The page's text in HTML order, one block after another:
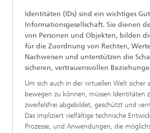
Identitäten (IDs) sind ein wichtiges
Informationsgesellschaft. Sie dienen
von Personen und Objekten, bilden
für die Zuordnung von Rechten,
Nachweisen und unterstützen die
sicheren, vertrauensvollen
Um sich auch in der virtuellen Welt sicher
bewegen zu können, müssen Identitäten
zweifelsfrei abgebildet, geschützt und
Das impliziert vielfältige technische
Prozesse, und Anwendungen, die